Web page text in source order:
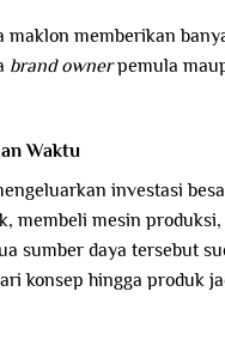
maklon memberikan
brand ownerpemula
Waktu
investasi
membeli mesin
sumber daya tersebut
konsep hingga produk